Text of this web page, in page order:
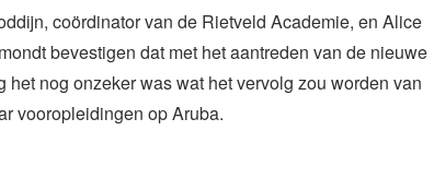
coördinator van de Rietveld Academie, en Alice
bevestigen dat met het aantreden van de nieuwe
het nog onzeker was wat het vervolg zou worden van
vooropleidingen op Aruba.